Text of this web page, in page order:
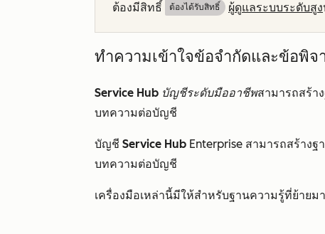
ต้องมีสิทธิ์ ต้องได้รับสิทธิ์​ ผู้ดูแลระบบระดับสูง
ทำความเข้าใจข้อจำกัดและข้อพิจ
Service Hub บัญชีระดับมืออาชีพสามารถสร้า
บทความต่อบัญชี
บัญชี Service Hub Enterprise สามารถสร้างฐ
บทความต่อบัญชี
เครื่องมือเหล่านี้มีให้สำหรับฐานความรู้ที่ย้ายม